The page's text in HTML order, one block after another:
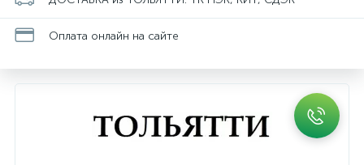
Оплата онлайн на сайте